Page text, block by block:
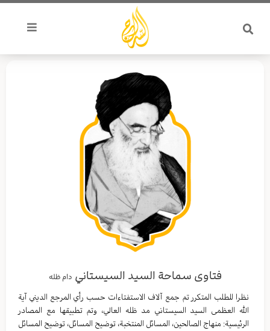
تخطي
المحتوى
فتاوى سماحة السيد السيستاني دام ظله
نظرا للطلب المتكرر تم جمع آلاف الاستفتاءات حسب رأي المرجع الديني آية
الله العظمى السيد السيستاني مد ظله العالي، وتم تطبيقها مع المصادر
الرئيسية: منهاج الصالحين، المسائل المنتخبة، توضيح المسائل، توضيح المسائل